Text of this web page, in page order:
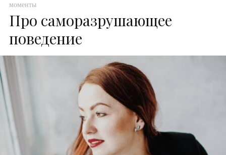
моменты
Про саморазрушающее
поведение